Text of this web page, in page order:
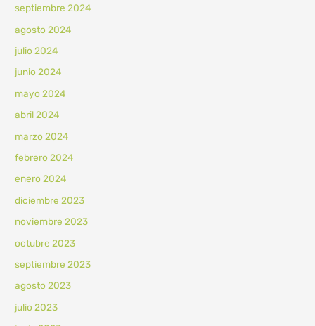
septiembre 2024
agosto 2024
julio 2024
junio 2024
mayo 2024
abril 2024
marzo 2024
febrero 2024
enero 2024
diciembre 2023
noviembre 2023
octubre 2023
septiembre 2023
agosto 2023
julio 2023